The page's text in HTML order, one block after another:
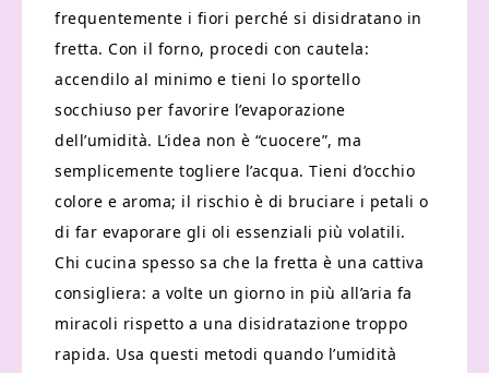
frequentemente i fiori perché si disidratano in
fretta. Con il forno, procedi con cautela:
accendilo al minimo e tieni lo sportello
socchiuso per favorire l’evaporazione
dell’umidità. L’idea non è “cuocere”, ma
semplicemente togliere l’acqua. Tieni d’occhio
colore e aroma; il rischio è di bruciare i petali o
di far evaporare gli oli essenziali più volatili.
Chi cucina spesso sa che la fretta è una cattiva
consigliera: a volte un giorno in più all’aria fa
miracoli rispetto a una disidratazione troppo
rapida. Usa questi metodi quando l’umidità